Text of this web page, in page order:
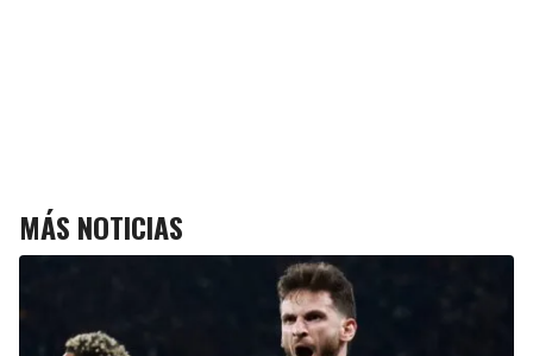
MÁS NOTICIAS